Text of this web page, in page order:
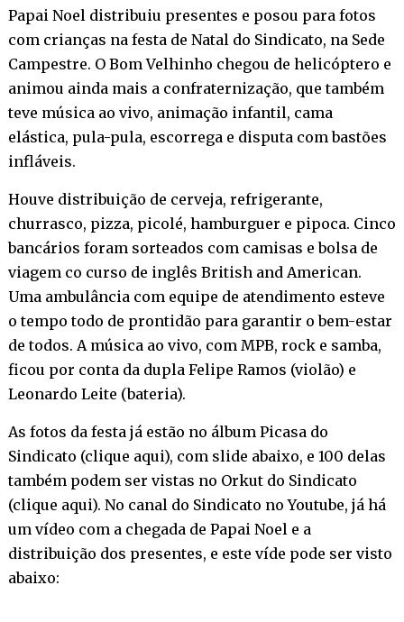
Papai Noel distribuiu presentes e posou para fotos
com crianças na festa de Natal do Sindicato, na Sede
Campestre. O Bom Velhinho chegou de helicóptero e
animou ainda mais a confraternização, que também
teve música ao vivo, animação infantil, cama
elástica, pula-pula, escorrega e disputa com bastões
infláveis.
Houve distribuição de cerveja, refrigerante,
churrasco, pizza, picolé, hamburguer e pipoca. Cinco
bancários foram sorteados com camisas e bolsa de
viagem co curso de inglês British and American.
Uma ambulância com equipe de atendimento esteve
o tempo todo de prontidão para garantir o bem-estar
de todos. A música ao vivo, com MPB, rock e samba,
ficou por conta da dupla Felipe Ramos (violão) e
Leonardo Leite (bateria).
As fotos da festa já estão no álbum Picasa do
Sindicato (clique aqui), com slide abaixo, e 100 delas
também podem ser vistas no Orkut do Sindicato
(clique aqui). No canal do Sindicato no Youtube, já há
um vídeo com a chegada de Papai Noel e a
distribuição dos presentes, e este víde pode ser visto
abaixo: